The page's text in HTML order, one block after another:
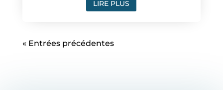
LIRE PLUS
« Entrées précédentes